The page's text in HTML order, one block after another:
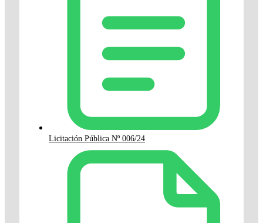
Licitación Pública Nº 006/24